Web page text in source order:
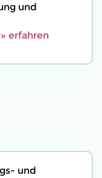
und
erfahren
und